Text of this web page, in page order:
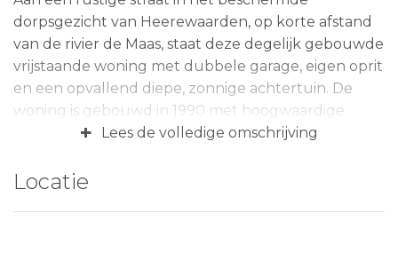
dorpsgezicht van Heerewaarden, op korte afstand
van de rivier de Maas, staat deze degelijk gebouwde
vrijstaande woning met dubbele garage, eigen oprit
en een opvallend diepe, zonnige achtertuin. De
woning is gebouwd in 1990 met hoogwaardige
materialen en combineert een landelijke,
veel ruimte, zowel binnen als buiten.
Via de karakteristieke voordeur met smeedwerk
+ Lees de volledige omschrijving
Locatie